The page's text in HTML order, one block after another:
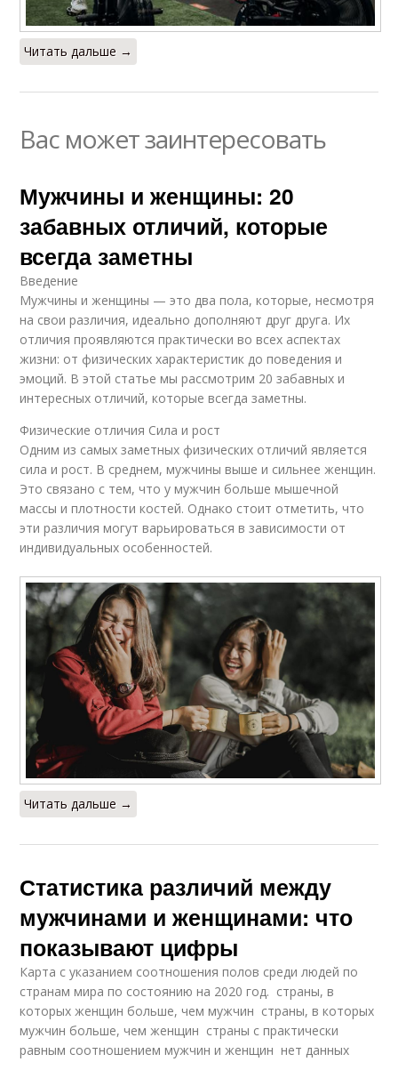
Различия в
поведении
Читать дальше →
Вас может заинтересовать
Мужчины и женщины: 20
забавных отличий, которые
всегда заметны
Введение
Мужчины и женщины — это два пола, которые, несмотря
на свои различия, идеально дополняют друг друга. Их
отличия проявляются практически во всех аспектах
жизни: от физических характеристик до поведения и
эмоций. В этой статье мы рассмотрим 20 забавных и
интересных отличий, которые всегда заметны.
Физические отличия Сила и рост
Одним из самых заметных физических отличий является
сила и рост. В среднем, мужчины выше и сильнее женщин.
Это связано с тем, что у мужчин больше мышечной
массы и плотности костей. Однако стоит отметить, что
эти различия могут варьироваться в зависимости от
индивидуальных особенностей.
Читать дальше →
Статистика различий между
мужчинами и женщинами: что
показывают цифры
Карта с указанием соотношения полов среди людей по
странам мира по состоянию на 2020 год. страны, в
которых женщин больше, чем мужчин страны, в которых
мужчин больше, чем женщин страны с практически
равным соотношением мужчин и женщин нет данных